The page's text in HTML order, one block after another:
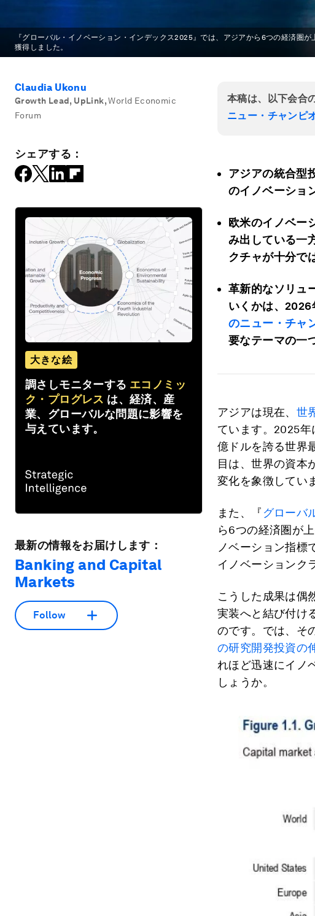
『グローバル・イノベーション・インデックス2025』では、アジアから6つの経済圏
獲得しました。
Claudia Ukonu
Growth Lead, UpLink, World Economic
Forum
シェアする：
大きな絵
調さしモニターする エコノミッ
ク・プログレス は、経済、産
業、グローバルな問題に影響を
与えています。
最新の情報をお届けします：
Banking and Capital
Markets
Follow
本稿は、以下会合
ニュー・チャンピ
アジアの統合型
のイノベーショ
欧米のイノベー
み出している一
クチャが十分で
革新的なソリュ
いくかは、
のニュー・チャ
要なテーマの一
アジアは現在、 世
ています。2025年
億ドルを誇る世界
目は、世界の資本
変化を象徴してい
また、『 グローバ
ら6つの経済圏が
ノベーション指標
イノベーションク
こうした成果は偶
実装へと結び付け
のです。では、そ
の研究開発投資の
れほど迅速にイノ
しょうか。